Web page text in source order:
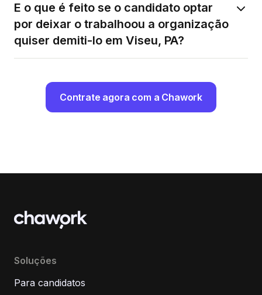
E o que é feito se o candidato optar
por deixar o trabalhoou a organização
quiser demiti-lo em Viseu, PA?
Contrate agora com a Chawork
Soluções
Para candidatos